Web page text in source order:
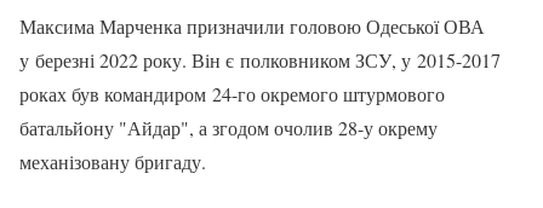
Максима Марченка призначили головою Одеської ОВА
у березні 2022 року. Він є полковником ЗСУ, у 2015-2017
роках був командиром 24-го окремого штурмового
батальйону "Айдар", а згодом очолив 28-у окрему
механізовану бригаду.